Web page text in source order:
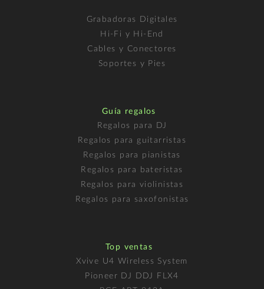
Grabadoras Digitales
Hi-Fi y Hi-End
Cables y Conectores
Soportes y Pies
Guía regalos
Regalos para DJ
Regalos para guitarristas
Regalos para pianistas
Regalos para bateristas
Regalos para violinistas
Regalos para saxofonistas
Top ventas
Xvive U4 Wireless System
Pioneer DJ DDJ FLX4